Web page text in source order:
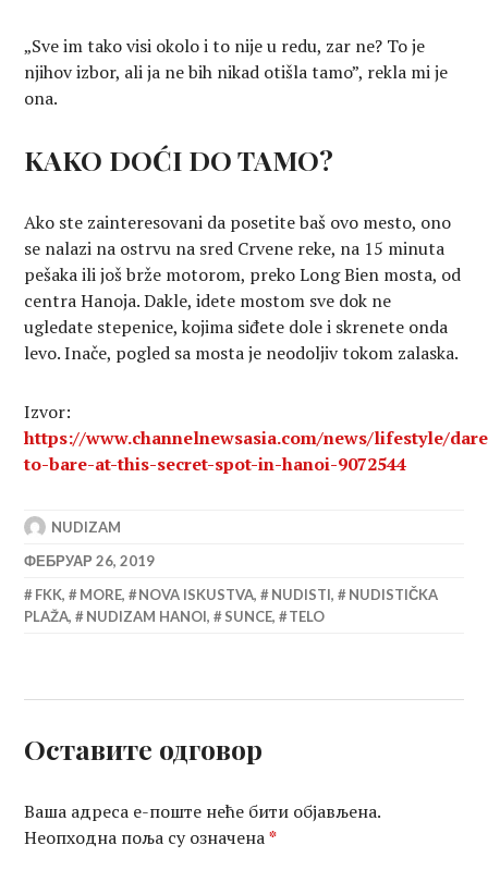
„Sve im tako visi okolo i to nije u redu, zar ne? To je
njihov izbor, ali ja ne bih nikad otišla tamo”, rekla mi je
ona.
KAKO DOĆI DO TAMO?
Ako ste zainteresovani da posetite baš ovo mesto, ono
se nalazi na ostrvu na sred Crvene reke, na 15 minuta
pešaka ili još brže motorom, preko Long Bien mosta, od
centra Hanoja. Dakle, idete mostom sve dok ne
ugledate stepenice, kojima siđete dole i skrenete onda
levo. Inače, pogled sa mosta je neodoljiv tokom zalaska.
Izvor:
https://www.channelnewsasia.com/news/lifestyle/
to-bare-at-this-secret-spot-in-hanoi-9072544
NUDIZAM
ФЕБРУАР 26, 2019
FKK, MORE, NOVA ISKUSTVA, NUDISTI,
NUDISTIČKA
PLAŽA, NUDIZAM HANOI, SUNCE, TELO
Оставите одговор
Ваша адреса е-поште неће бити објављена.
Неопходна поља су означена*